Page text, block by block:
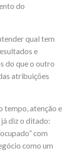
do
qual tem
e
do que o outro
atribuições
tempo, atenção e
diz o ditado:
com
como um